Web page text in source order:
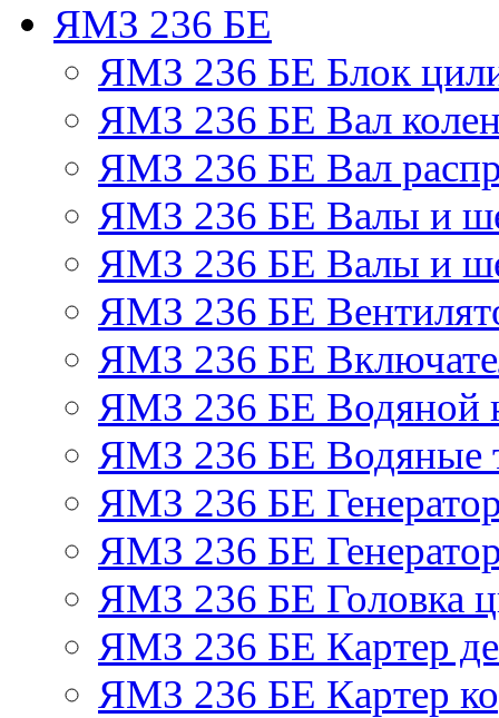
ЯМЗ 236 БЕ
ЯМЗ 236 БЕ Блок
ЯМЗ 236 БЕ Вал
ЯМЗ 236 БЕ Вал
ЯМЗ 236 БЕ Валы и
ЯМЗ 236 БЕ Валы и
ЯМЗ 236 БЕ
ЯМЗ 236 БЕ
ЯМЗ 236 БЕ Водяной
ЯМЗ 236 БЕ Водяные
ЯМЗ 236 БЕ
ЯМЗ 236 БЕ
ЯМЗ 236 БЕ Головка
ЯМЗ 236 БЕ Картер
ЯМЗ 236 БЕ Картер